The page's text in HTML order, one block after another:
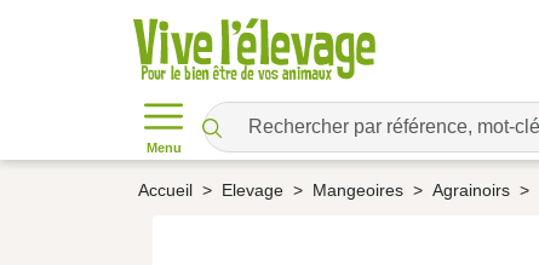
Menu
Accueil Elevage Mangeoires Agrainoirs